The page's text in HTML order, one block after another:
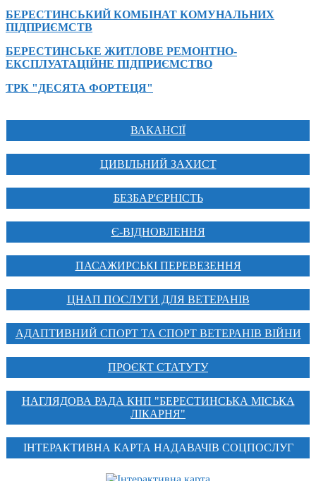
БЕРЕСТИНСЬКИЙ КОМБІНАТ КОМУНАЛЬНИХ
ПІДПРИЄМСТВ
БЕРЕСТИНСЬКЕ ЖИТЛОВЕ РЕМОНТНО-
ЕКСПЛУАТАЦІЙНЕ ПІДПРИЄМСТВО
ТРК "ДЕСЯТА ФОРТЕЦЯ"
ВАКАНСІЇ
ЦИВІЛЬНИЙ ЗАХИСТ
БЕЗБАР'ЄРНІСТЬ
Є-ВІДНОВЛЕННЯ
ПАСАЖИРСЬКІ ПЕРЕВЕЗЕННЯ
ЦНАП ПОСЛУГИ ДЛЯ ВЕТЕРАНІВ
АДАПТИВНИЙ СПОРТ ТА СПОРТ ВЕТЕРАНІВ ВІЙНИ
ПРОЄКТ СТАТУТУ
НАГЛЯДОВА РАДА КНП "БЕРЕСТИНСЬКА МІСЬКА
ЛІКАРНЯ"
ІНТЕРАКТИВНА КАРТА НАДАВАЧІВ СОЦПОСЛУГ